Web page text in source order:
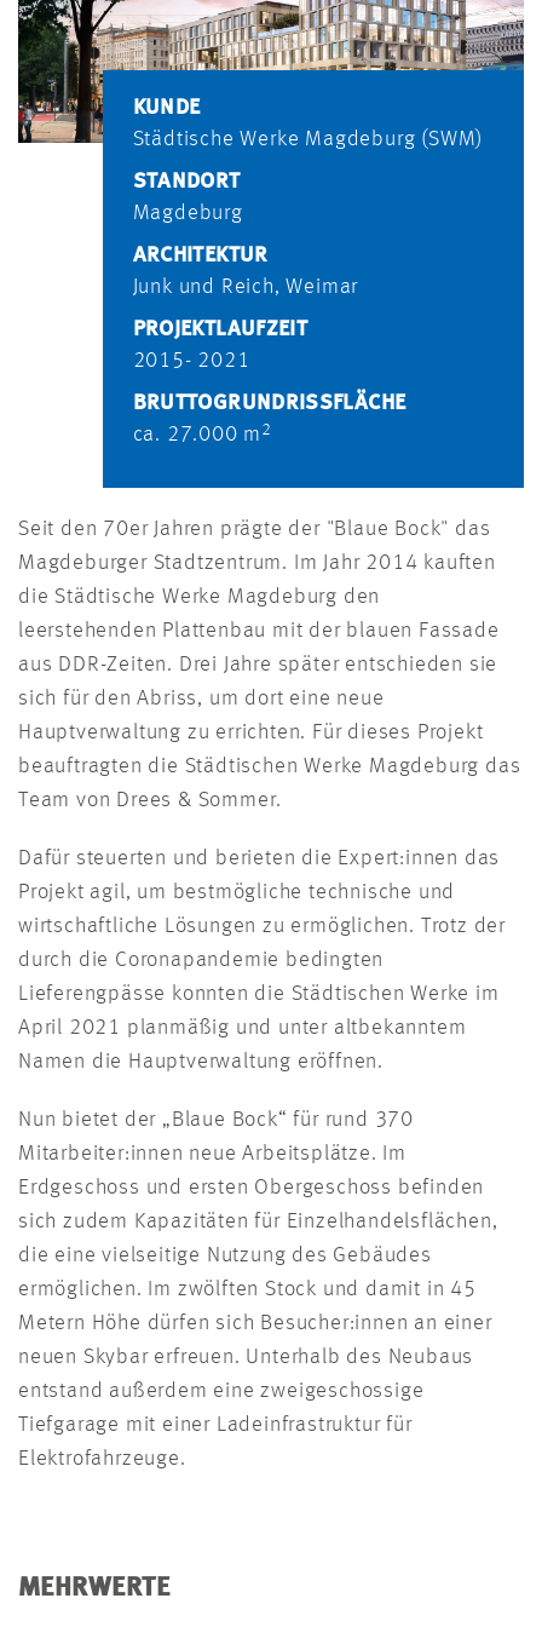
KUNDE
Städtische Werke Magdeburg (SWM)
STANDORT
Magdeburg
ARCHITEKTUR
Junk und Reich, Weimar
PROJEKTLAUFZEIT
2015- 2021
BRUTTOGRUNDRISSFLÄCHE
ca. 27.000 m 2
Seit den 70er Jahren prägte der "Blaue Bock" das
Magdeburger Stadtzentrum. Im Jahr 2014 kauften
die Städtische Werke Magdeburg den
leerstehenden Plattenbau mit der blauen Fassade
aus DDR-Zeiten. Drei Jahre später entschieden sie
sich für den Abriss, um dort eine neue
Hauptverwaltung zu errichten. Für dieses Projekt
beauftragten die Städtischen Werke Magdeburg das
Team von Drees & Sommer.
Dafür steuerten und berieten die Expert:innen das
Projekt agil, um bestmögliche technische und
wirtschaftliche Lösungen zu ermöglichen. Trotz der
durch die Coronapandemie bedingten
Lieferengpässe konnten die Städtischen Werke im
April 2021 planmäßig und unter altbekanntem
Namen die Hauptverwaltung eröffnen.
Nun bietet der „Blaue Bock“ für rund 370
Mitarbeiter:innen neue Arbeitsplätze. Im
Erdgeschoss und ersten Obergeschoss befinden
sich zudem Kapazitäten für Einzelhandelsflächen,
die eine vielseitige Nutzung des Gebäudes
ermöglichen. Im zwölften Stock und damit in 45
Metern Höhe dürfen sich Besucher:innen an einer
neuen Skybar erfreuen. Unterhalb des Neubaus
entstand außerdem eine zweigeschossige
Tiefgarage mit einer Ladeinfrastruktur für
Elektrofahrzeuge.
MEHRWERTE